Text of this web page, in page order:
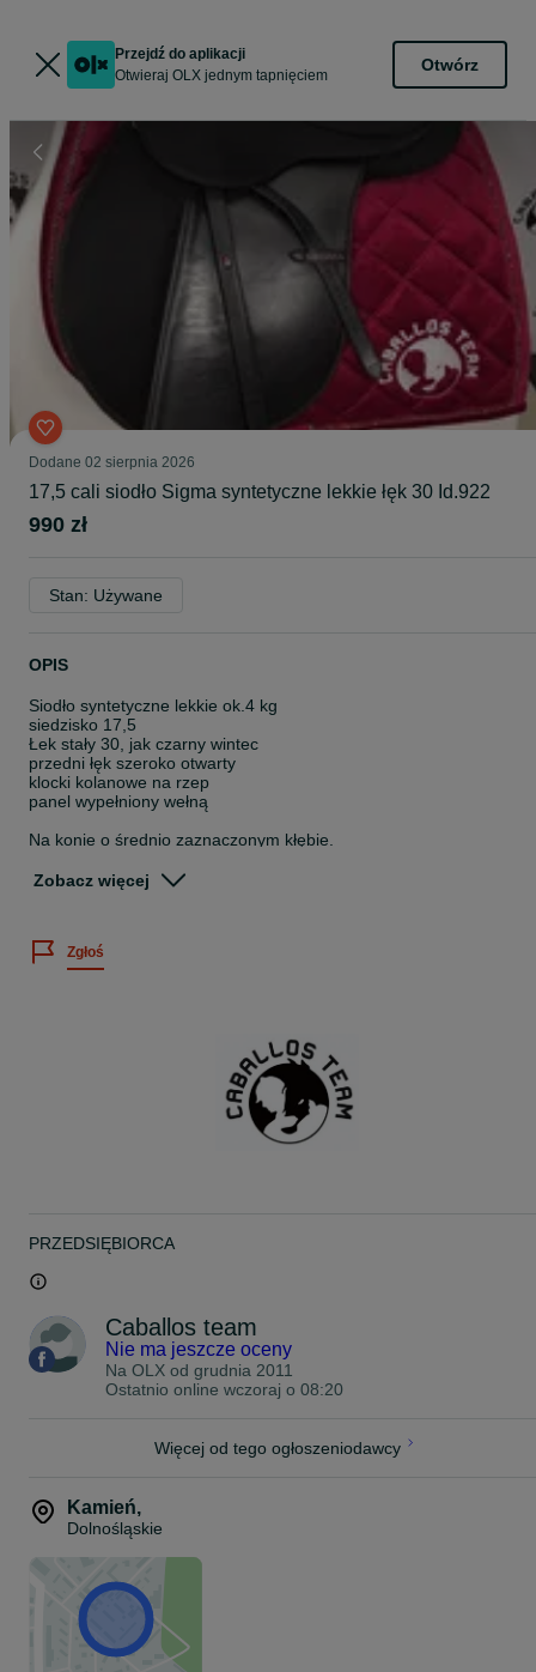
Przejdź do aplikacji
Otwieraj OLX jednym tapnięciem
Otwórz
Dodane 02 sierpnia 2026
17,5 cali siodło Sigma syntetyczne lekkie łęk 30 Id.922
990 zł
Stan: Używane
OPIS
Siodło syntetyczne lekkie ok.4 kg
siedzisko 17,5
Łek stały 30, jak czarny wintec
przedni łęk szeroko otwarty
klocki kolanowe na rzep
panel wypełniony wełną
Na konie o średnio zaznaczonym kłębie.
Antypoślizgowe siedzisko i poduszki i kolanowe. Szeroki kanał na
Wysyłka 30 po przedpłacie lub 35 za pobraniem.
Wystawiamy fakturę na życzenie.
Zobacz więcej
Zgłoś
PRZEDSIĘBIORCA
Caballos team
Nie ma jeszcze oceny
Na OLX od grudnia 2011
Ostatnio online wczoraj o 08:20
Więcej od tego ogłoszeniodawcy
Kamień,
Dolnośląskie